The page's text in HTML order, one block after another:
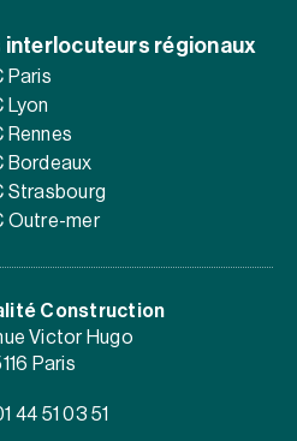
interlocuteurs régionaux
Paris
Lyon
Rennes
Bordeaux
Strasbourg
Outre-mer
Construction
Victor Hugo
Paris
44 51 03 51